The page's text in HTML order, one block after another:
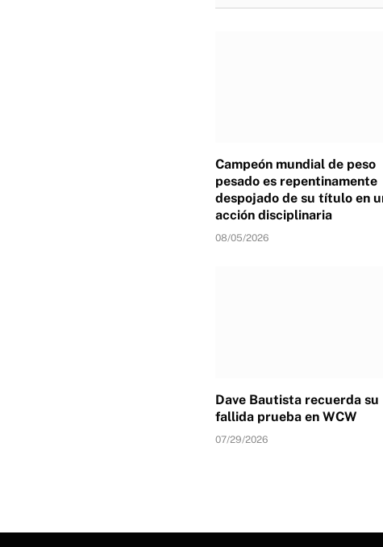
Campeón mundial de peso
pesado es repentinamente
despojado de su título en
acción disciplinaria
08/05/2026
Dave Bautista recuerda su
fallida prueba en WCW
07/29/2026